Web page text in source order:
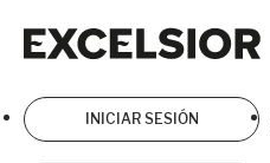
INICIAR SESIÓN